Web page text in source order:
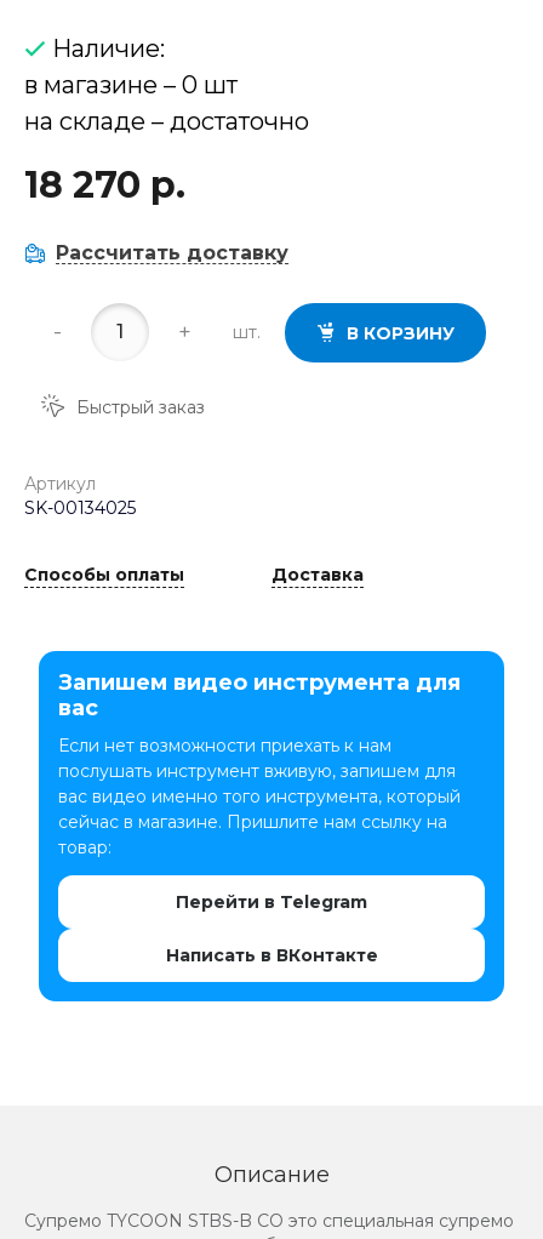
Наличие:
в магазине – 0 шт
на складе – достаточно
18 270 р.
Рассчитать доставку
- + шт. В КОРЗИНУ
Быстрый заказ
Артикул
SK-00134025
Способы оплаты Доставка
Запишем видео инструмента для
вас
Если нет возможности приехать к нам
послушать инструмент вживую, запишем для
вас видео именно того инструмента, который
сейчас в магазине. Пришлите нам ссылку на
товар:
Перейти в Telegram
Написать в ВКонтакте
Описание
Супремо TYCOON STBS-B CO это специальная супремо